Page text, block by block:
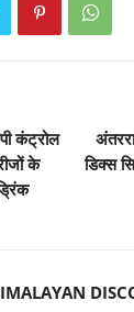
कंट्रोल
के
डिक्स